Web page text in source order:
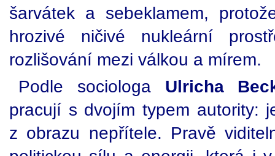
šarvátek a sebeklamem,
hrozivé ničivé nukleární
rozlišování mezi válkou a mírem.
Podle sociologa Ulricha
pracují s dvojím typem autority:
z obrazu nepřítele. Pravě